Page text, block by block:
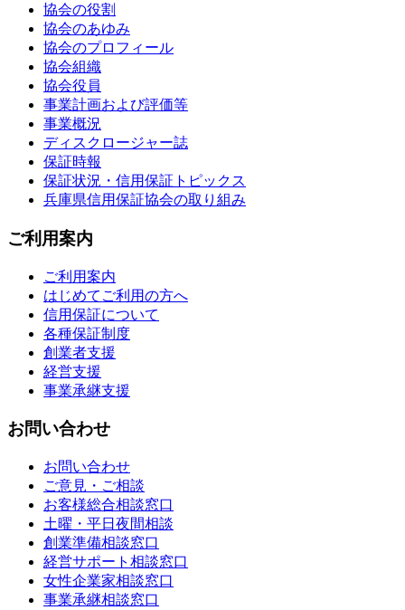
協会の役割
協会のあゆみ
協会のプロフィール
協会組織
協会役員
事業計画および評価等
事業概況
ディスクロージャー誌
保証時報
保証状況・信用保証トピックス
兵庫県信用保証協会の取り組み
ご利用案内
ご利用案内
はじめてご利用の方へ
信用保証について
各種保証制度
創業者支援
経営支援
事業承継支援
お問い合わせ
お問い合わせ
ご意見・ご相談
お客様総合相談窓口
土曜・平日夜間相談
創業準備相談窓口
経営サポート相談窓口
女性企業家相談窓口
事業承継相談窓口